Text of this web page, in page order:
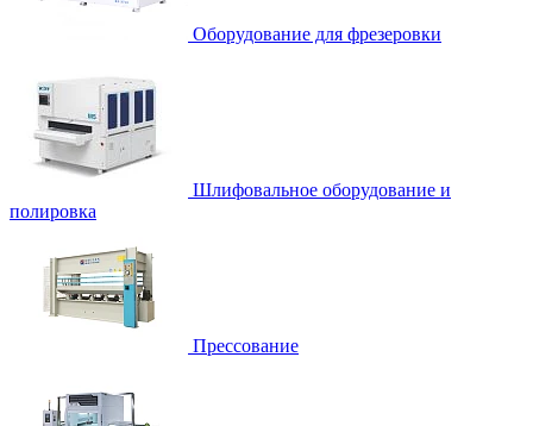
Оборудование для фрезеровки
Шлифовальное оборудование и
полировка
Прессование